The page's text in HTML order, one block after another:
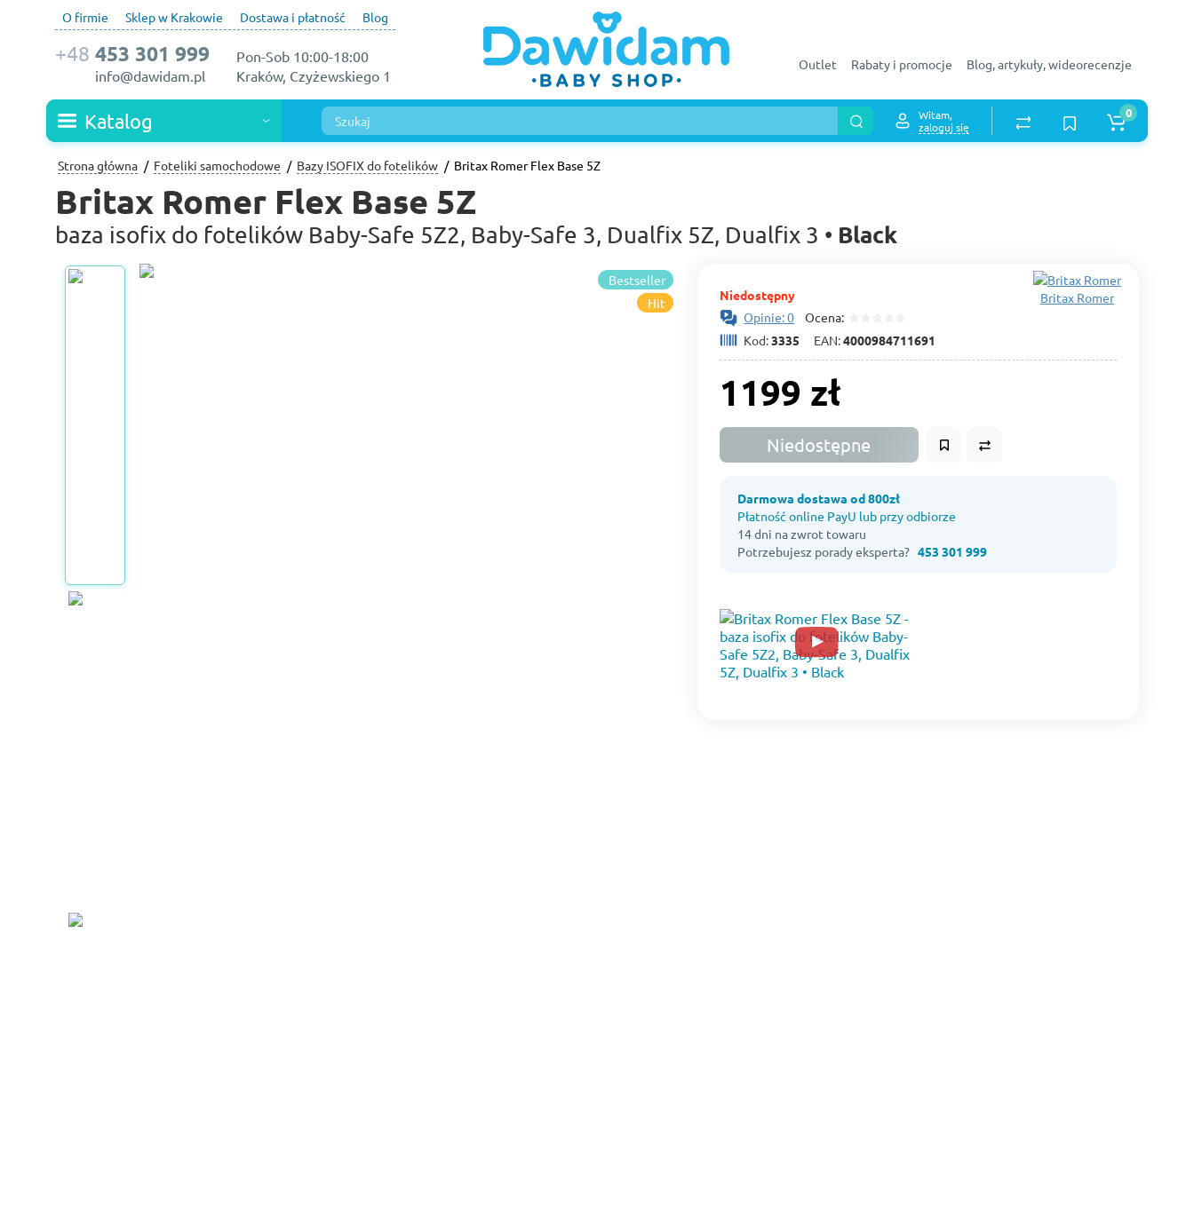
O firmie Sklep w Krakowie Dostawa i płatność Blog
Pon-Sob 10:00-18:00
Kraków, Czyżewskiego 1
+48 453 301 999
info@dawidam.pl
Outlet Rabaty i promocje Blog, artykuły, wideorecenzje
Katalog
Witam,
zaloguj się
0
Strona główna Foteliki samochodowe Bazy ISOFIX do fotelików Britax Romer Flex Base 5Z
Britax Romer Flex Base 5Z
baza isofix do fotelików Baby-Safe 5Z2, Baby-Safe 3, Dualfix 5Z, Dualfix 3 • Black
Bestseller
Hit
Niedostępny
Opinie: 0 Ocena:
Kod:3335 EAN:4000984711691
Britax Romer
1199 zł
Niedostępne
Darmowa dostawa od 800zł
Płatność online PayU lub przy odbiorze
14 dni na zwrot towaru
Potrzebujesz porady eksperta?453 301 999